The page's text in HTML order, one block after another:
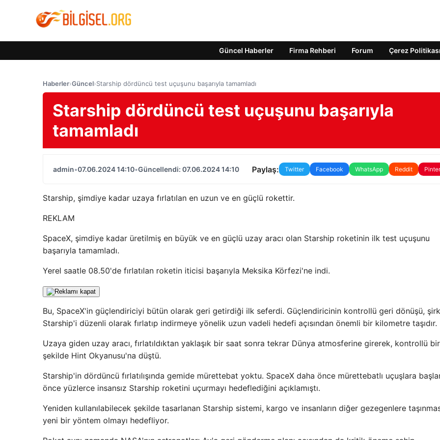
Güncel Haberler Firma Rehberi Forum Çerez Politikası
Haberler›Güncel›Starship dördüncü test uçuşunu başarıyla tamamladı
Starship dördüncü test uçuşunu başarıyla
tamamladı
admin•07.06.2024 14:10•Güncellendi: 07.06.2024 14:10 Paylaş: Twitter Facebook WhatsApp Reddit
Starship, şimdiye kadar uzaya fırlatılan en uzun ve en güçlü rokettir.
REKLAM
SpaceX, şimdiye kadar üretilmiş en büyük ve en güçlü uzay aracı olan Starship roketinin ilk test uçuşunu
başarıyla tamamladı.
Yerel saatle 08.50'de fırlatılan roketin iticisi başarıyla Meksika Körfezi'ne indi.
Bu, SpaceX'in güçlendiriciyi bütün olarak geri getirdiği ilk seferdi. Güçlendiricinin kontrollü geri dönüşü,
Starship'i düzenli olarak fırlatıp indirmeye yönelik uzun vadeli hedefi açısından önemli bir kilometre taşıdır.
Uzaya giden uzay aracı, fırlatıldıktan yaklaşık bir saat sonra tekrar Dünya atmosferine girerek, kontrollü bir
şekilde Hint Okyanusu'na düştü.
Starship'in dördüncü fırlatılışında gemide mürettebat yoktu. SpaceX daha önce mürettebatlı uçuşlara
önce yüzlerce insansız Starship roketini uçurmayı hedeflediğini açıklamıştı.
Yeniden kullanılabilecek şekilde tasarlanan Starship sistemi, kargo ve insanların diğer gezegenlere
yeni bir yöntem olmayı hedefliyor.